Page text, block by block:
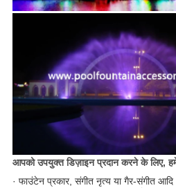
आपको उपयुक्त डिज़ाइन प्रदान करने के लिए,
· फाउंटेन प्रकार, संगीत नृत्य या गैर-संगीत आदि